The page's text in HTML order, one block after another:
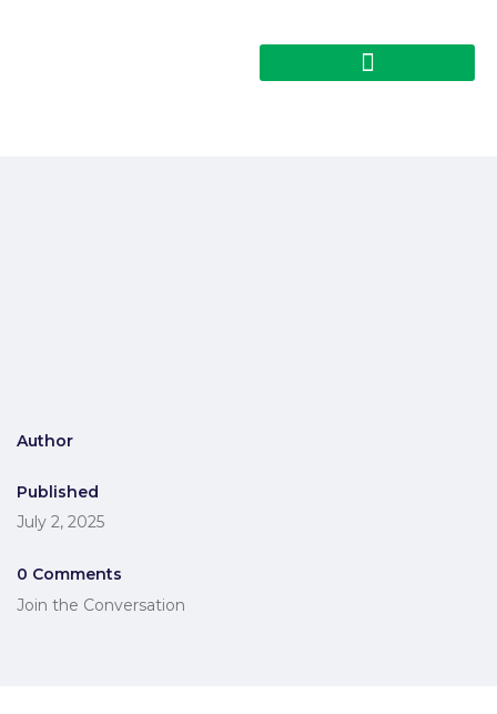
Author
Published
July 2, 2025
0 Comments
Join the Conversation